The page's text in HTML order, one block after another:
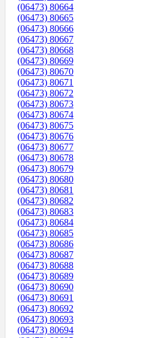
(06473) 80664
(06473) 80665
(06473) 80666
(06473) 80667
(06473) 80668
(06473) 80669
(06473) 80670
(06473) 80671
(06473) 80672
(06473) 80673
(06473) 80674
(06473) 80675
(06473) 80676
(06473) 80677
(06473) 80678
(06473) 80679
(06473) 80680
(06473) 80681
(06473) 80682
(06473) 80683
(06473) 80684
(06473) 80685
(06473) 80686
(06473) 80687
(06473) 80688
(06473) 80689
(06473) 80690
(06473) 80691
(06473) 80692
(06473) 80693
(06473) 80694